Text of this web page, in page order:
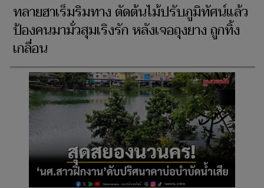
ทลายฮาเร็มริมทาง ตัดต้นไม้ปรับภูมิทัศน์แล้ว
ป้องคนมามั่วสุมเริงรัก หลังเจอถุงยาง ถูกทิ้ง
เกลื่อน